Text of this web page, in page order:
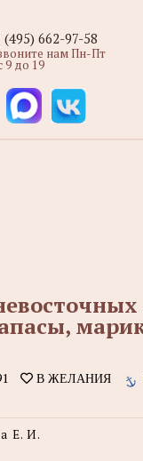
(495) 662-97-58
нам Пн-Пт
9 до 19
В ЖЕЛАНИЯ
Е. И.